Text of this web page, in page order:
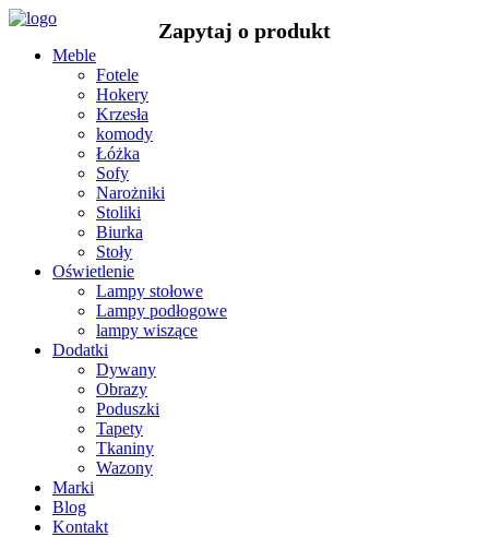
Meble
Fotele
Hokery
Krzesła
komody
Łóżka
Sofy
Narożniki
Stoliki
Biurka
Stoły
Oświetlenie
Lampy stołowe
Lampy podłogowe
lampy wiszące
Dodatki
Dywany
Obrazy
Poduszki
Tapety
Tkaniny
Wazony
Marki
Blog
Kontakt